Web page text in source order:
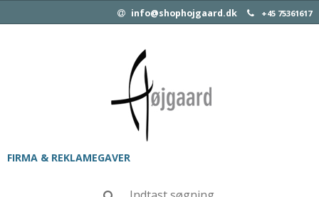
info@shophojgaard.dk +45 75361617
FIRMA & REKLAMEGAVER